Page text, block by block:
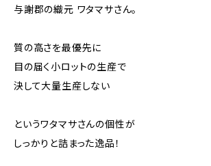
与謝郡の織元 ワタマサさん。
質の高さを最優先に
目の届く小ロットの生産で
決して大量生産しない
というワタマサさんの個性が
しっかりと詰まった逸品！